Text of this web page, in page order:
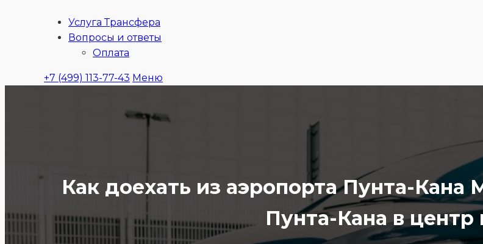
Ubitaxi
Услуга Трансфера
Вопросы и ответы
Оплата
+7 (499) 113-77-43 Меню
Как доехать из аэропорта Пунта-
Пунта-Кана в центр